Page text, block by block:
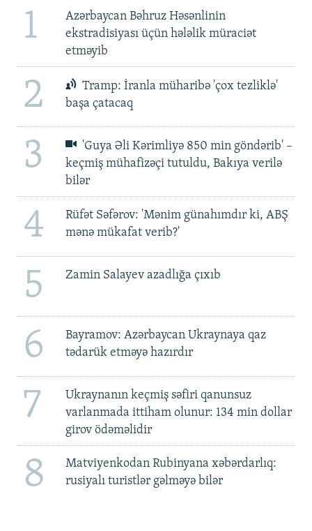
1
Azərbaycan Bəhruz Həsənlinin
ekstradisiyası üçün hələlik müraciət
etməyib
2
Tramp: İranla müharibə 'çox tezliklə'
başa çatacaq
3
'Guya Əli Kərimliyə 850 min göndərib' –
keçmiş mühafizəçi tutuldu, Bakıya verilə
bilər
4
Rüfət Səfərov: 'Mənim günahımdır ki, ABŞ
mənə mükafat verib?'
5 Zamin Salayev azadlığa çıxıb
6
Bayramov: Azərbaycan Ukraynaya qaz
tədarük etməyə hazırdır
7
Ukraynanın keçmiş səfiri qanunsuz
varlanmada ittiham olunur: 134 min dollar
girov ödəməlidir
8
Matviyenkodan Rubinyana xəbərdarlıq:
rusiyalı turistlər gəlməyə bilər